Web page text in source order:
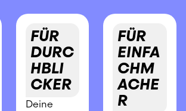
FÜR
DURC
HBLI
CKER
Deine
FÜR
EINFA
CHM
ACHE
R